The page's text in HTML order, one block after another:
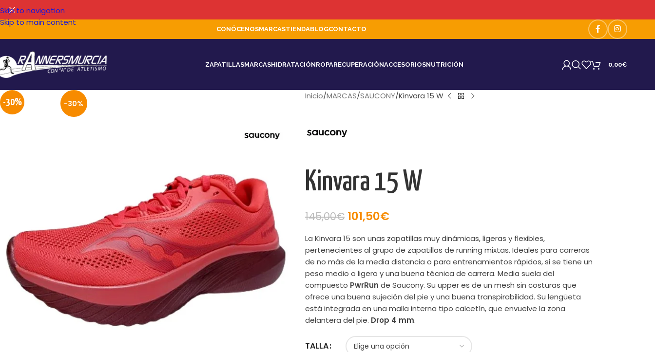
Skip to navigation
Skip to main content
CONÓCENOSMARCASTIENDABLOGCONTACTO
ZAPATILLASMARCASHIDRATACIÓNROPARECUPERACIÓNACCESORIOSNUTRICIÓN 0,00€
-30%
-30%
Inicio MARCAS SAUCONY Kinvara 15 W
Kinvara 15 W
145,00€ 101,50€
La Kinvara 15 son unas zapatillas muy dinámicas, ligeras y flexibles,
pertenecientes al grupo de zapatillas de running mixtas. Ideales para carreras
de no más de la media distancia o para entrenamientos rápidos, si se tiene un
peso medio o ligero y una buena técnica de carrera. Media suela del
compuesto PwrRun de Saucony. Su upper es de un mesh sin costuras que
ofrece una buena sujeción del pie y una buena transpirabilidad. Su lengüeta
está integrada en una malla interna tipo calcetín, que envuelve la zona
delantera del pie. Drop 4 mm.
TALLA